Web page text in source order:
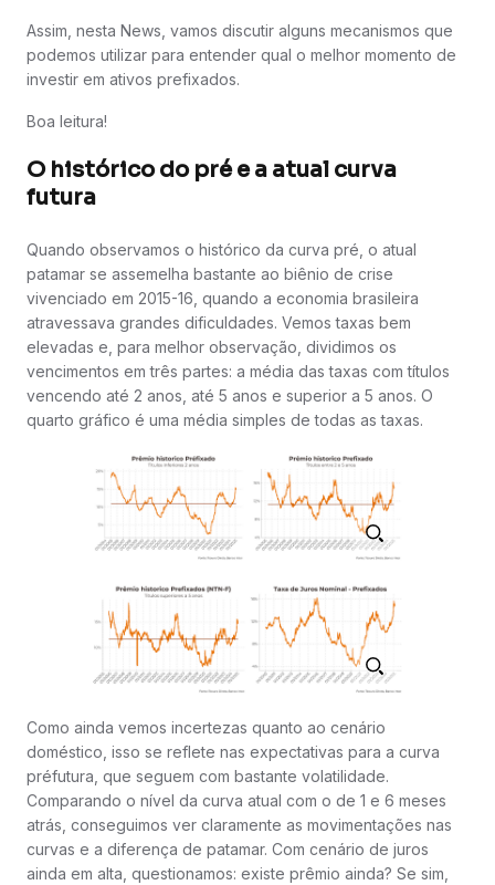
Assim, nesta News, vamos discutir alguns mecanismos que
podemos utilizar para entender qual o melhor momento de
investir em ativos prefixados.
Boa leitura!
O histórico do pré e a atual curva
futura
Quando observamos o histórico da curva pré, o atual
patamar se assemelha bastante ao biênio de crise
vivenciado em 2015-16, quando a economia brasileira
atravessava grandes dificuldades. Vemos taxas bem
elevadas e, para melhor observação, dividimos os
vencimentos em três partes: a média das taxas com títulos
vencendo até 2 anos, até 5 anos e superior a 5 anos. O
quarto gráfico é uma média simples de todas as taxas.
Como ainda vemos incertezas quanto ao cenário
doméstico, isso se reflete nas expectativas para a curva
préfutura, que seguem com bastante volatilidade.
Comparando o nível da curva atual com o de 1 e 6 meses
atrás, conseguimos ver claramente as movimentações nas
curvas e a diferença de patamar. Com cenário de juros
ainda em alta, questionamos: existe prêmio ainda? Se sim,